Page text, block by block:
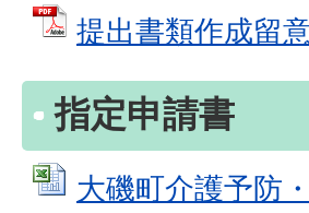
提出書類作成留
指定申請書
大磯町介護予防